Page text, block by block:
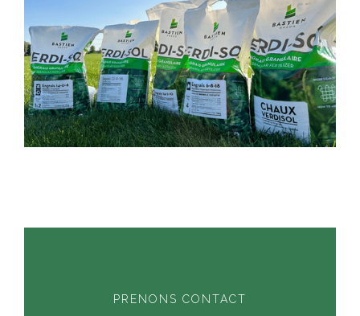
PRENONS CONTACT